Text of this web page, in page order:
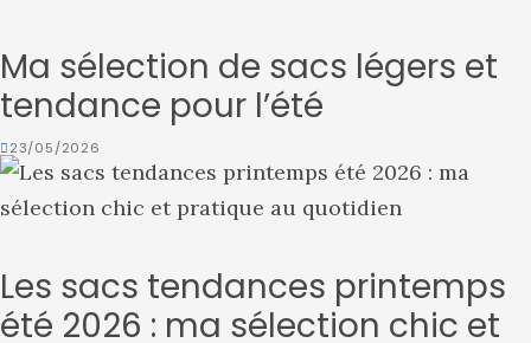
Ma sélection de sacs légers et
tendance pour l’été
23/05/2026
Les sacs tendances printemps
été 2026 : ma sélection chic et